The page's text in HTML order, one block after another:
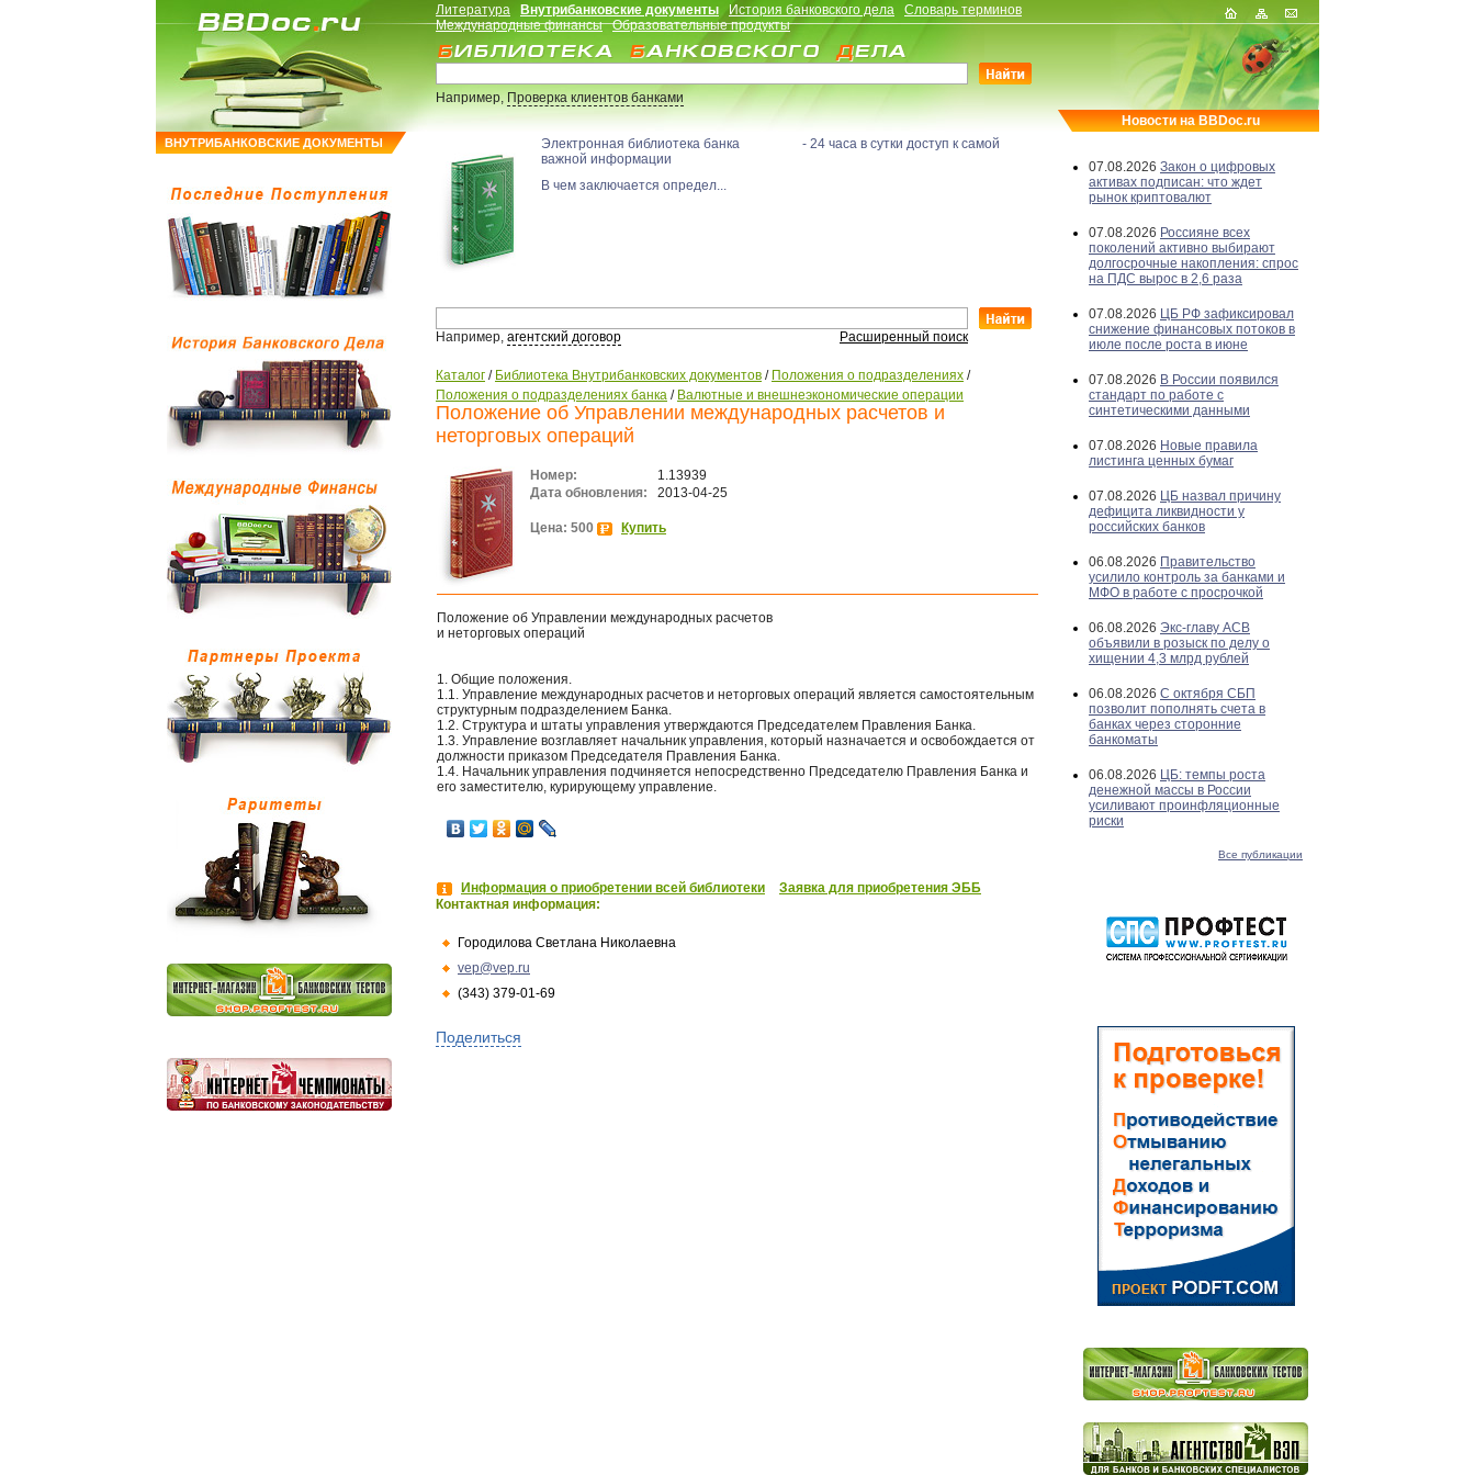
ВНУТРИБАНКОВСКИЕ ДОКУМЕНТЫ
Литература Внутрибанковские документы История банковского дела
Словарь терминов
Международные финансы
Образовательные продукты
Например,Проверка клиентов банками
Электронная библиотека банка - 24 часа в сутки доступ к самой
важной информации
В чем заключается определ...
Например, агентский договор Расширенный поиск
Каталог / Библиотека Внутрибанковских документов / Положения о подразделениях /
Положения о подразделениях банка / Валютные и внешнеэкономические операции
Положение об Управлении международных расчетов и
неторговых операций
Номер:
1.13939
Дата обновления:
2013-04-25
Цена: 500 Купить
Положение об Управлении международных расчетов
и неторговых операций
1. Общие положения.
1.1. Управление международных расчетов и неторговых операций является самостоятельным
структурным подразделением Банка.
1.2. Структура и штаты управления утверждаются Председателем Правления Банка.
1.3. Управление возглавляет начальник управления, который назначается и освобождается от
должности приказом Председателя Правления Банка.
1.4. Начальник управления подчиняется непосредственно Председателю Правления Банка и
его заместителю, курирующему управление.
Информация о приобретении всей библиотеки
Заявка для приобретения ЭББ
Контактная информация:
Городилова Светлана Николаевна
vep@vep.ru
(343) 379-01-69
Поделиться
Новости на BBDoc.ru
07.08.2026 Закон о цифровых
активах подписан: что ждет
рынок криптовалют
07.08.2026 Россияне всех
поколений активно выбирают
долгосрочные накопления: спрос
на ПДС вырос в 2,6 раза
07.08.2026 ЦБ РФ зафиксировал
снижение финансовых потоков в
июле после роста в июне
07.08.2026 В России появился
стандарт по работе с
синтетическими данными
07.08.2026 Новые правила
листинга ценных бумаг
07.08.2026 ЦБ назвал причину
дефицита ликвидности у
российских банков
06.08.2026 Правительство
усилило контроль за банками и
МФО в работе с просрочкой
06.08.2026 Экс-главу АСВ
объявили в розыск по делу о
хищении 4,3 млрд рублей
06.08.2026 С октября СБП
позволит пополнять счета в
банках через сторонние
банкоматы
06.08.2026 ЦБ: темпы роста
денежной массы в России
усиливают проинфляционные
риски
Все публикации